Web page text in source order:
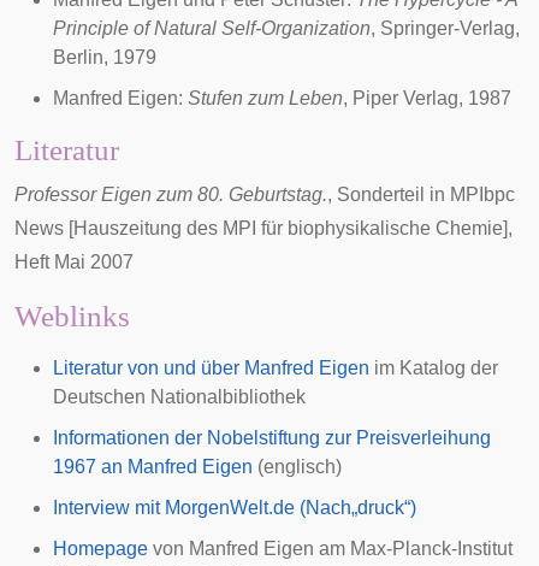
Principle of Natural Self-Organization, Springer-Verlag,
Berlin, 1979
Manfred Eigen: Stufen zum Leben, Piper Verlag, 1987
Literatur
Professor Eigen zum 80. Geburtstag., Sonderteil in MPIbpc
News [Hauszeitung des MPI für biophysikalische Chemie],
Heft Mai 2007
Weblinks
Literatur von und über Manfred Eigen im Katalog der
Deutschen Nationalbibliothek
Informationen der Nobelstiftung zur Preisverleihung
1967 an Manfred Eigen (englisch)
Interview mit MorgenWelt.de (Nach„druck“)
Homepage von Manfred Eigen am Max-Planck-Institut